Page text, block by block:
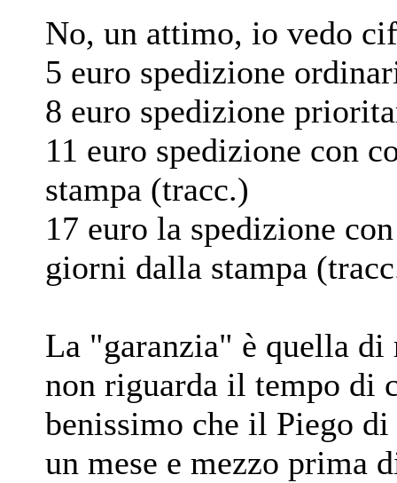
No, un attimo, io vedo
5 euro spedizione
8 euro spedizione
11 euro spedizione con
stampa (tracc.)
17 euro la spedizione
giorni dalla stampa
La "garanzia" è quella
non riguarda il tempo di
benissimo che il Piego
un mese e mezzo prima